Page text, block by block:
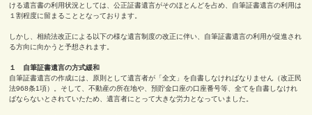
ける遺言書の利用状況としては、公正証書遺言がそのほとんどを占め、自筆証書遺言の利用は
１割程度に留まることとなっております。
しかし、相続法改正による以下の様な遺言制度の改正に伴い、自筆証書遺言の利用が促進され
る方向に向かうと予想されます。
１ 自筆証書遺言の方式緩和
自筆証書遺言の作成には、原則として遺言者が「全文」を自書しなければなりません（改正民
法968条1項）。そして、不動産の所在地や、預貯金口座の口座番号等、全てを自書しなけれ
ばならないとされていたため、遺言者にとって大きな労力となっていました。